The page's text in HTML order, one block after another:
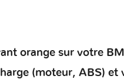
orange sur votre
(moteur, ABS)